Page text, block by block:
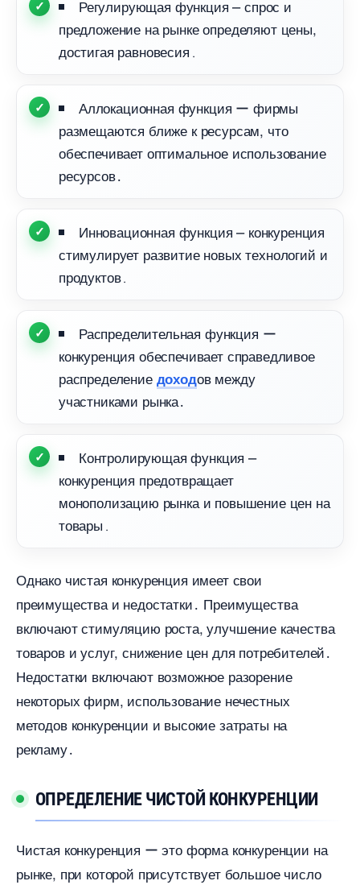
Регулирующая функция ⎼ спрос и
предложение на рынке определяют цены,
достигая равновесия․
Аллокационная функция ー фирмы
размещаются ближе к ресурсам, что
обеспечивает оптимальное использование
ресурсов․
Инновационная функция ⎼ конкуренция
стимулирует развитие новых технологий и
продуктов․
Распределительная функция ー
конкуренция обеспечивает справедливое
распределение доходов между
участниками рынка․
Контролирующая функция ⎼
конкуренция предотвращает
монополизацию рынка и повышение цен на
товары․
Однако чистая конкуренция имеет свои
преимущества и недостатки․ Преимущества
ключают стимуляцию роста, улучшение качества
товаров и услуг, снижение цен для потребителей․
Недостатки включают возможное разорение
некоторых фирм, использование нечестных
методов конкуренции и высокие затраты на
рекламу․
ОПРЕДЕЛЕНИЕ ЧИСТОЙ КОНКУРЕНЦИИ
Чистая конкуренция ー это форма конкуренции на
рынке, при которой присутствует большое число